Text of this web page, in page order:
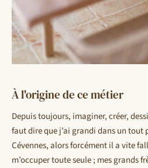
À l'origine de ce métier
Depuis toujours, imaginer, créer,
faut dire que j’ai grandi dans un tout
Cévennes, alors forcément il a vite
m’occuper toute seule ; mes grands